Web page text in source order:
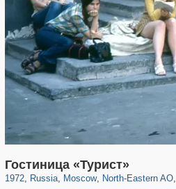
Гостиница «Турист»
1972, Russia
1,406,667 29,243
, Moscow
319,864 8,286
, North-Eastern AO
24,490
,